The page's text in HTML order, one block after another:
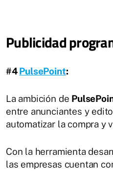
Publicidad
#4PulsePoint:
La ambición de
entre anunciantes y
automatizar la compra y
Con la herramienta
las empresas cuentan